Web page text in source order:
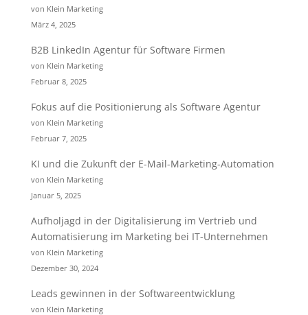
von Klein Marketing
März 4, 2025
B2B LinkedIn Agentur für Software Firmen
von Klein Marketing
Februar 8, 2025
Fokus auf die Positionierung als Software Agentur
von Klein Marketing
Februar 7, 2025
KI und die Zukunft der E-Mail-Marketing-Automation
von Klein Marketing
Januar 5, 2025
Aufholjagd in der Digitalisierung im Vertrieb und
Automatisierung im Marketing bei IT-Unternehmen
von Klein Marketing
Dezember 30, 2024
Leads gewinnen in der Softwareentwicklung
von Klein Marketing